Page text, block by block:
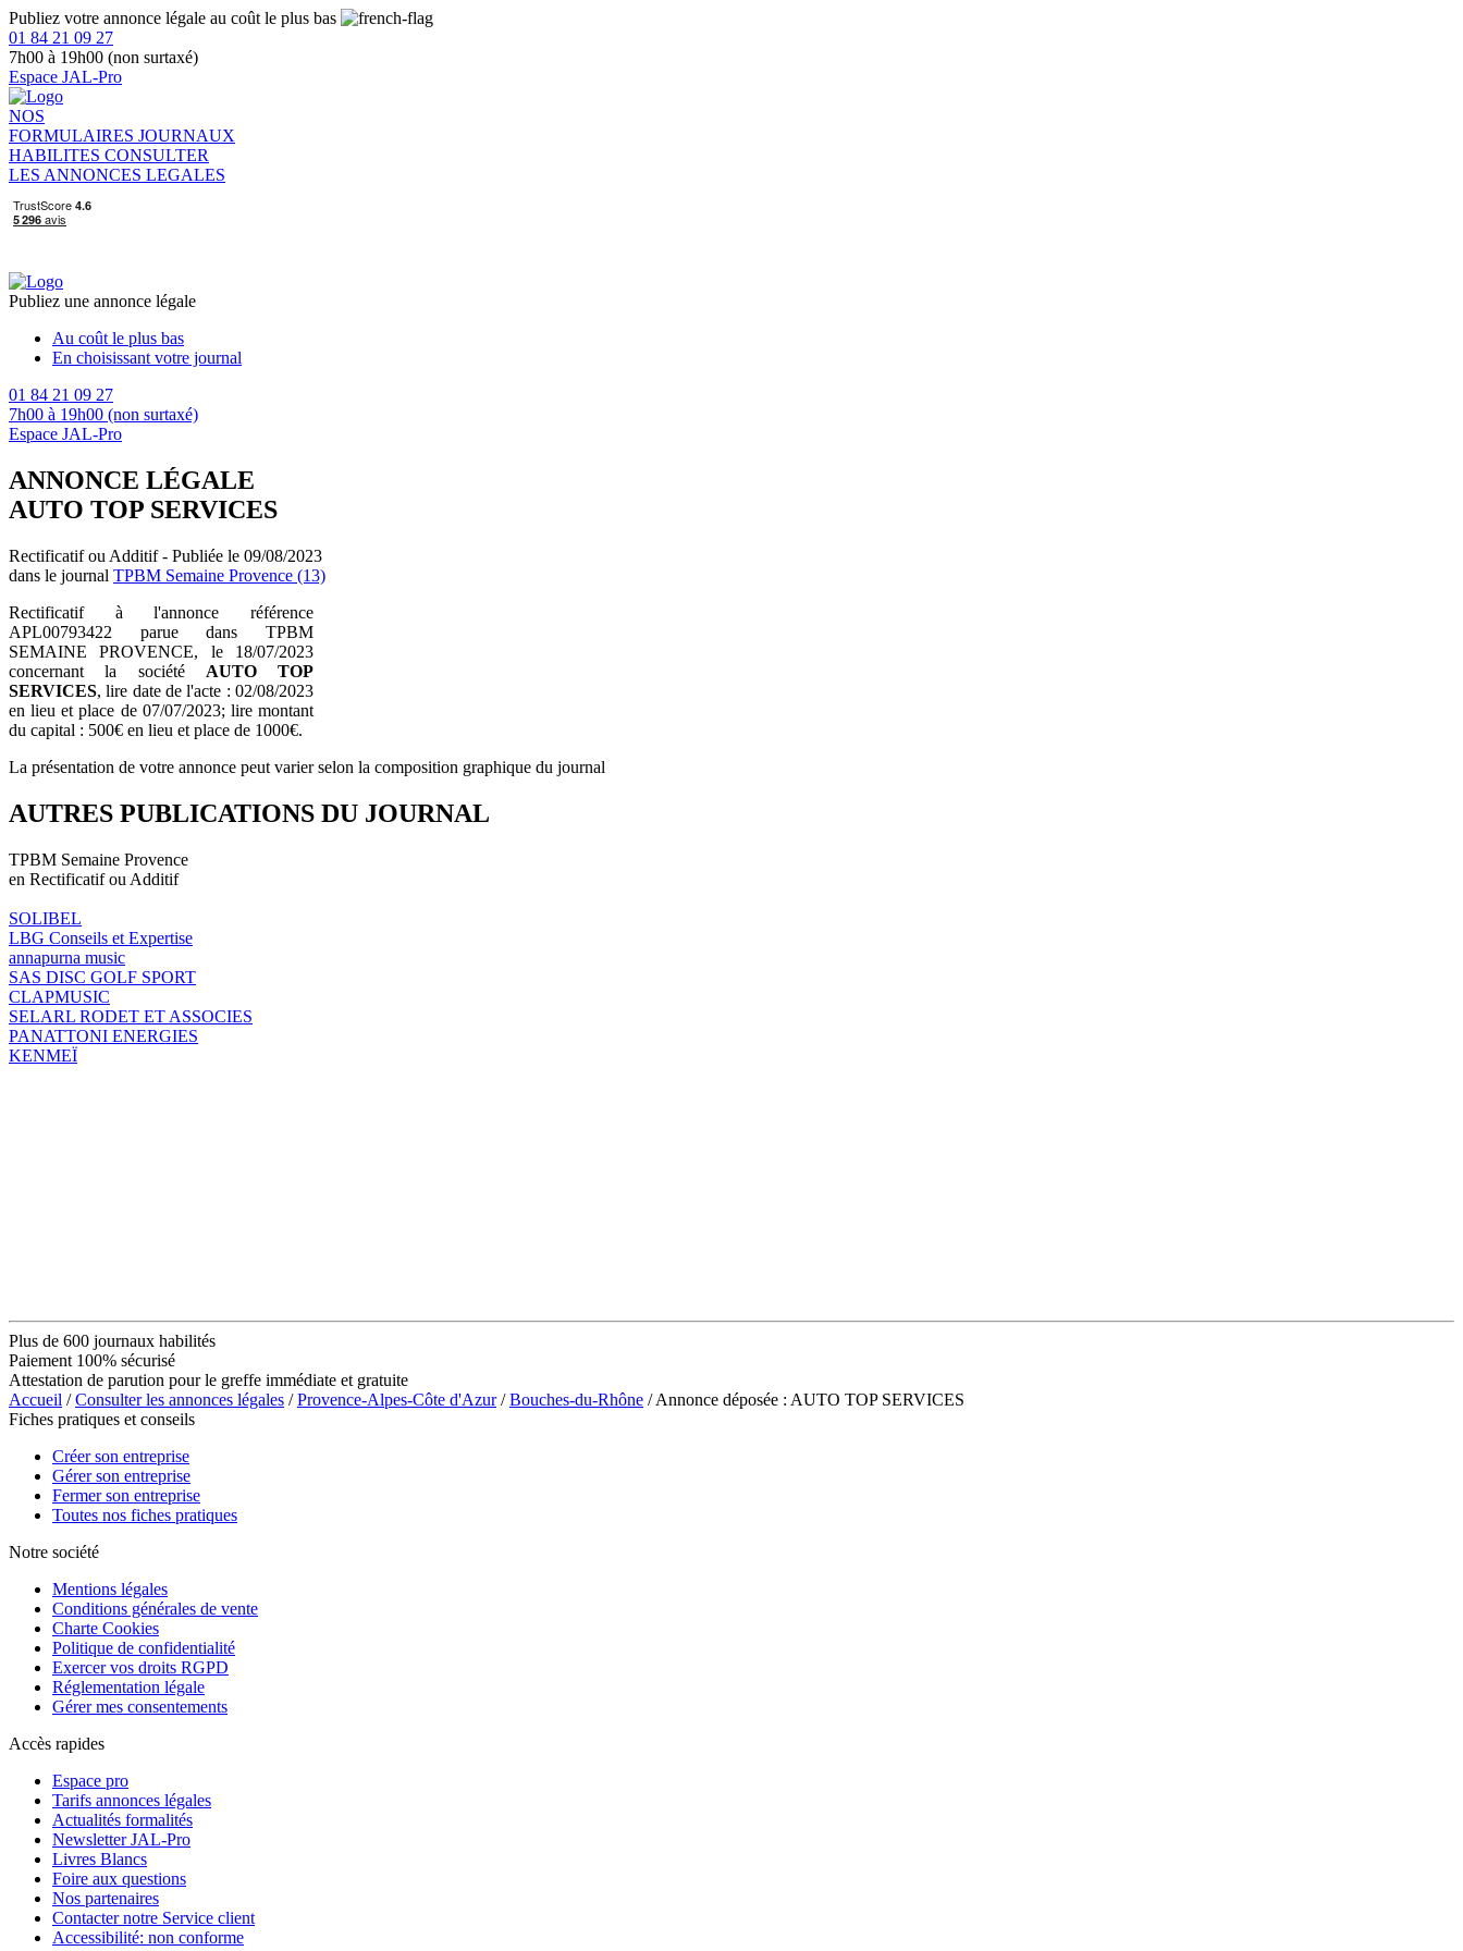
Publiez votre annonce légale au coût le plus bas
01 84 21 09 27
7h00 à 19h00 (non surtaxé)
Espace JAL-Pro
NOS
FORMULAIRES JOURNAUX
HABILITES CONSULTER
LES ANNONCES LEGALES
Publiez une annonce légale
Au coût le plus bas
En choisissant votre journal
01 84 21 09 27
7h00 à 19h00 (non surtaxé)
Espace JAL-Pro
ANNONCE LÉGALE
AUTO TOP SERVICES
Rectificatif ou Additif - Publiée le 09/08/2023
dans le journal TPBM Semaine Provence (13)
Rectificatif à l'annonce référence
APL00793422 parue dans TPBM
SEMAINE PROVENCE, le 18/07/2023
concernant la société AUTO TOP
SERVICES, lire date de l'acte : 02/08/2023
en lieu et place de 07/07/2023; lire montant
du capital : 500€ en lieu et place de 1000€.
La présentation de votre annonce peut varier selon la composition graphique du journal
AUTRES PUBLICATIONS DU JOURNAL
TPBM Semaine Provence
en Rectificatif ou Additif
SOLIBEL
LBG Conseils et Expertise
annapurna music
SAS DISC GOLF SPORT
CLAPMUSIC
SELARL RODET ET ASSOCIES
PANATTONI ENERGIES
KENMEÏ
Plus de 600 journaux habilités
Paiement 100% sécurisé
Attestation de parution pour le greffe immédiate et gratuite
Accueil /Consulter les annonces légales /Provence-Alpes-Côte d'Azur/Bouches-du-Rhône / Annonce déposée : AUTO TOP SERVICES
Fiches pratiques et conseils
Créer son entreprise
Gérer son entreprise
Fermer son entreprise
Toutes nos fiches pratiques
Notre société
Mentions légales
Conditions générales de vente
Charte Cookies
Politique de confidentialité
Exercer vos droits RGPD
Réglementation légale
Gérer mes consentements
Accès rapides
Espace pro
Tarifs annonces légales
Actualités formalités
Newsletter JAL-Pro
Livres Blancs
Foire aux questions
Nos partenaires
Contacter notre Service client
Accessibilité: non conforme